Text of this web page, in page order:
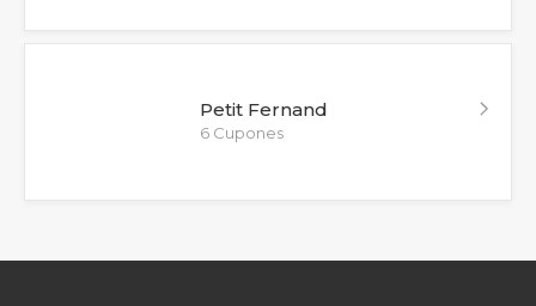
Petit Fernand
6 Cupones